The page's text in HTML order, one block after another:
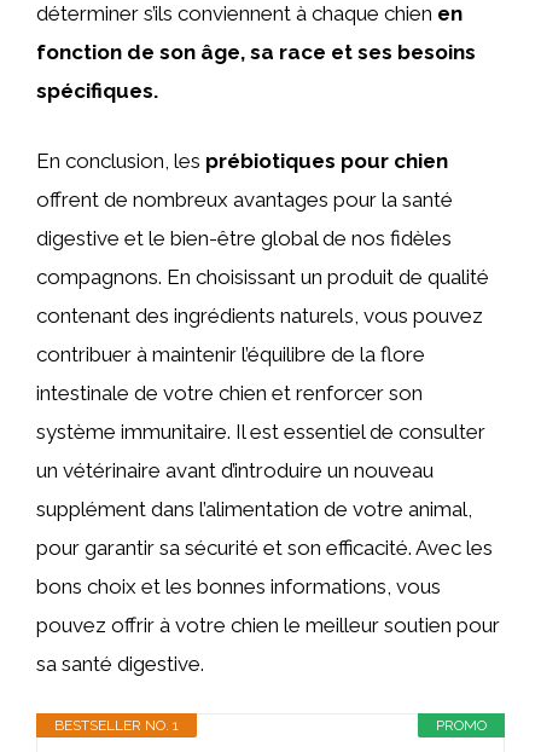
déterminer s’ils conviennent à chaque chien en
fonction de son âge, sa race et ses besoins
spécifiques.
En conclusion, les prébiotiques pour chien
offrent de nombreux avantages pour la santé
digestive et le bien-être global de nos fidèles
compagnons. En choisissant un produit de qualité
contenant des ingrédients naturels, vous pouvez
contribuer à maintenir l’équilibre de la flore
intestinale de votre chien et renforcer son
système immunitaire. Il est essentiel de consulter
un vétérinaire avant d’introduire un nouveau
supplément dans l’alimentation de votre animal,
pour garantir sa sécurité et son efficacité. Avec les
bons choix et les bonnes informations, vous
pouvez offrir à votre chien le meilleur soutien pour
sa santé digestive.
PROMO
BESTSELLER NO. 1